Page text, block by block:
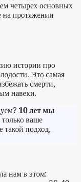
четырех основных
на протяжении
истории про
Это самая
смерти,
навеки.
10 лет мы
только ваше
такой подход,
нам в этом: